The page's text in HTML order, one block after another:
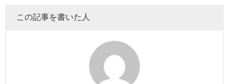
この記事を書いた人